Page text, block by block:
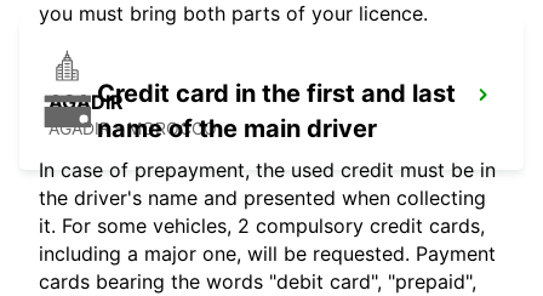
AGADIR
AGADIR - MOROCCO
you must bring both parts of your licence.
Credit card in the first and last
name of the main driver
In case of prepayment, the used credit must be in
the driver's name and presented when collecting
it. For some vehicles, 2 compulsory credit cards,
including a major one, will be requested. Payment
cards bearing the words "debit card", "prepaid",